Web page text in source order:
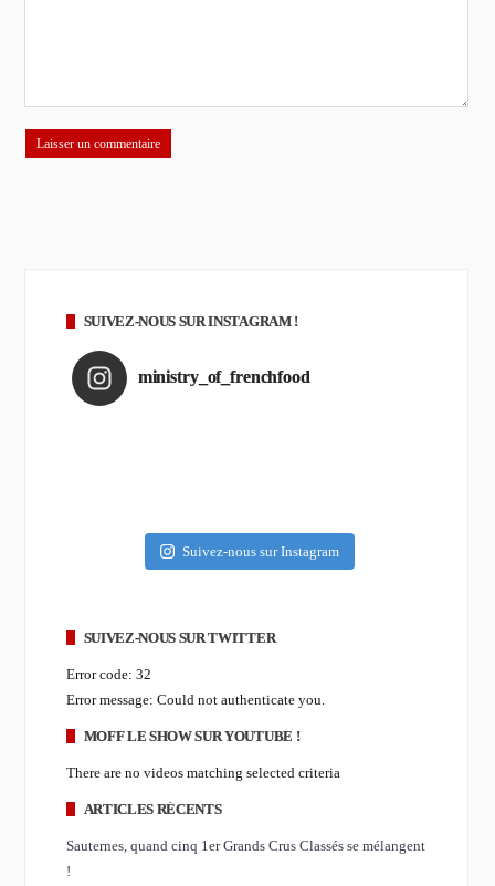
SUIVEZ-NOUS SUR INSTAGRAM !
ministry_of_frenchfood
Suivez-nous sur Instagram
SUIVEZ-NOUS SUR TWITTER
Error code: 32
Error message: Could not authenticate you.
MOFF LE SHOW SUR YOUTUBE !
There are no videos matching selected criteria
ARTICLES RÉCENTS
Sauternes, quand cinq 1er Grands Crus Classés se mélangent
!